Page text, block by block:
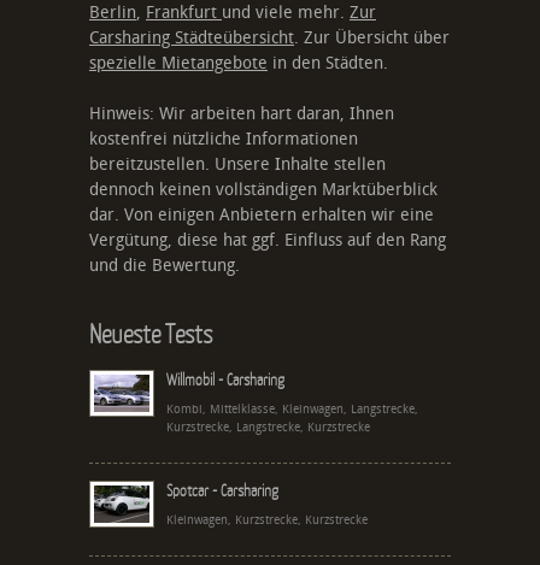
Berlin, Frankfurt und viele mehr. Zur
Carsharing Städteübersicht. Zur Übersicht über
spezielle Mietangebote in den Städten.
Hinweis: Wir arbeiten hart daran, Ihnen
kostenfrei nützliche Informationen
bereitzustellen. Unsere Inhalte stellen
dennoch keinen vollständigen Marktüberblick
dar. Von einigen Anbietern erhalten wir eine
Vergütung, diese hat ggf. Einfluss auf den Rang
und die Bewertung.
Neueste Tests
Willmobil - Carsharing
Kombi, Mittelklasse, Kleinwagen, Langstrecke,
Kurzstrecke, Langstrecke, Kurzstrecke
Spotcar - Carsharing
Kleinwagen, Kurzstrecke, Kurzstrecke